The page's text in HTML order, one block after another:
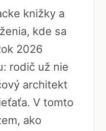
knižky a
kde sa
2026
rodič už nie
architekt
V tomto
ako